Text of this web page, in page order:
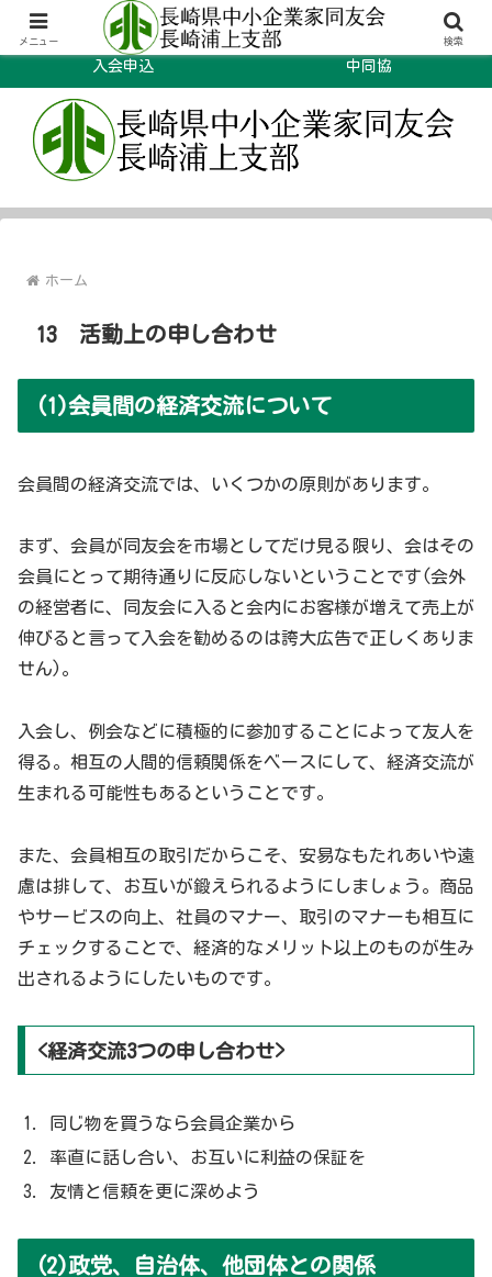
長崎浦上支部について 規約や手引きなど
入会申込 中同協
ホーム
13 活動上の申し合わせ
(1)会員間の経済交流について
会員間の経済交流では、いくつかの原則があります。
まず、会員が同友会を市場としてだけ見る限り、会はその
会員にとって期待通りに反応しないということです(会外
の経営者に、同友会に入ると会内にお客様が増えて売上が
伸びると言って入会を勧めるのは誇大広告で正しくありま
せん)。
入会し、例会などに積極的に参加することによって友人を
得る。相互の人間的信頼関係をベースにして、経済交流が
生まれる可能性もあるということです。
また、会員相互の取引だからこそ、安易なもたれあいや遠
慮は排して、お互いが鍛えられるようにしましょう。商品
やサービスの向上、社員のマナー、取引のマナーも相互に
チェックすることで、経済的なメリット以上のものが生み
出されるようにしたいものです。
<経済交流3つの申し合わせ>
同じ物を買うなら会員企業から
率直に話し合い、お互いに利益の保証を
友情と信頼を更に深めよう
(2)政党、自治体、他団体との関係
メニュー 検索